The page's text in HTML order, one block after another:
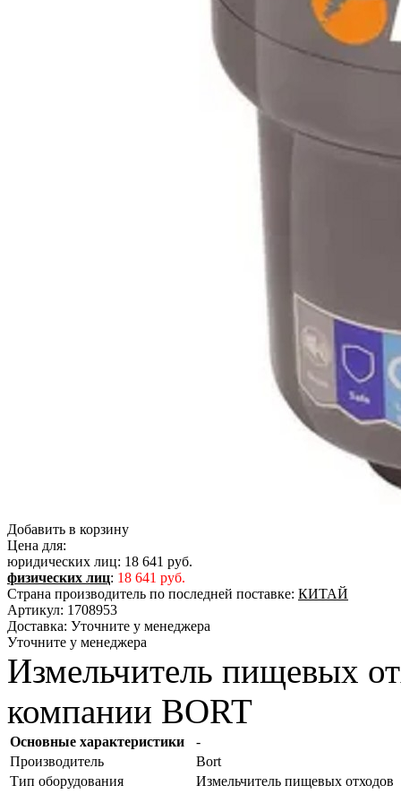
Добавить в корзину
Цена для:
юридических лиц: 18 641 руб.
физических лиц: 18 641 руб.
Страна производитель по последней поставке: КИТАЙ
Артикул: 1708953
Доставка: Уточните у менеджера
Уточните у менеджера
Измельчитель пищевых
компании BORT
Основные характеристики
-
Производитель
Bort
Тип оборудования
Измельчитель пищевых отходов